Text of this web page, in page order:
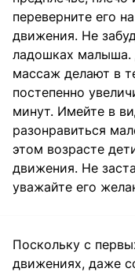
переверните его
движения. Не
ладошках
массаж делают в
постепенно
минут. Имейте в
разонравиться
этом возрасте
движения. Не
уважайте его
Поскольку с
движениях, даже